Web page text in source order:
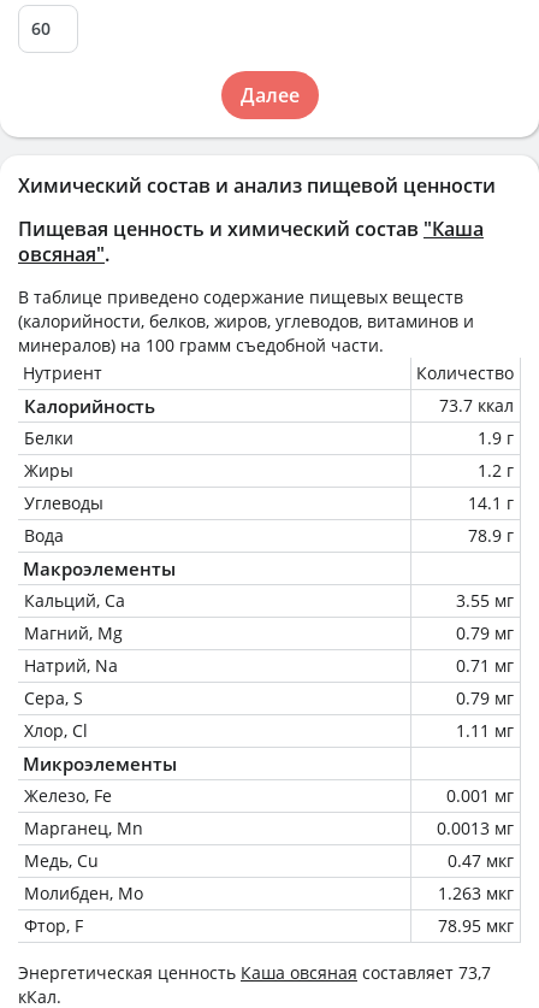
Химический состав и анализ пищевой ценности
Пищевая ценность и химический состав "Каша
овсяная".
В таблице приведено содержание пищевых веществ
(калорийности, белков, жиров, углеводов, витаминов и
минералов) на 100 грамм съедобной части.
Нутриент
Количество
Калорийность
73.7 ккал
Белки
1.9 г
Жиры
1.2 г
Углеводы
14.1 г
Вода
78.9 г
Макроэлементы
Кальций, Ca
3.55 мг
Магний, Mg
0.79 мг
Натрий, Na
0.71 мг
Сера, S
0.79 мг
Хлор, Cl
1.11 мг
Микроэлементы
Железо, Fe
0.001 мг
Марганец, Mn
0.0013 мг
Медь, Cu
0.47 мкг
Молибден, Mo
1.263 мкг
Фтор, F
78.95 мкг
Энергетическая ценность Каша овсяная составляет 73,7
кКал.
Далее